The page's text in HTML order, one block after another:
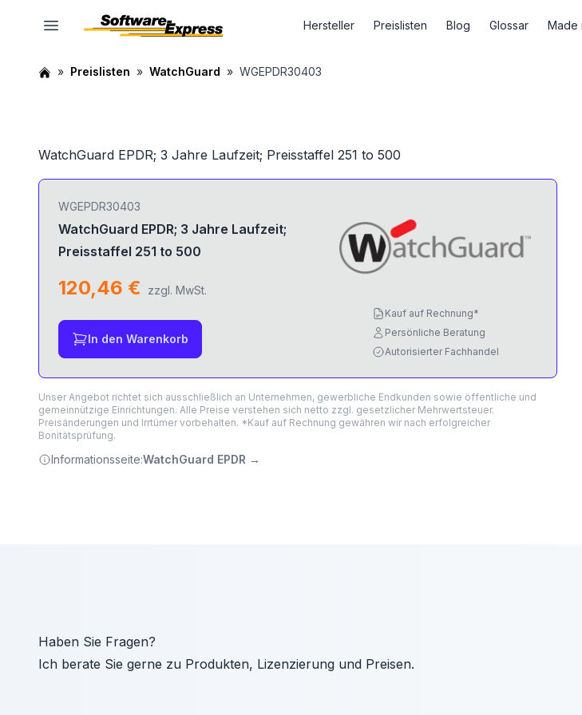
Hersteller Preislisten Blog Glossar Made
Preislisten WatchGuard WGEPDR30403
WatchGuard EPDR; 3 Jahre Laufzeit; Preisstaffel 251 to 500
WGEPDR30403
WatchGuard EPDR; 3 Jahre Laufzeit;
Preisstaffel 251 to 500
120,46 € zzgl. MwSt.
In den Warenkorb
Kauf auf Rechnung*
Persönliche Beratung
Autorisierter Fachhandel
Unser Angebot richtet sich ausschließlich an Unternehmen, gewerbliche Endkunden sowie öffentliche und
gemeinnützige Einrichtungen. Alle Preise verstehen sich netto zzgl. gesetzlicher Mehrwertsteuer.
Preisänderungen und Irrtümer vorbehalten. *Kauf auf Rechnung gewähren wir nach erfolgreicher
Bonitätsprüfung.
Informationsseite:WatchGuard EPDR →
Haben Sie Fragen?
Ich berate Sie gerne zu Produkten, Lizenzierung und Preisen.